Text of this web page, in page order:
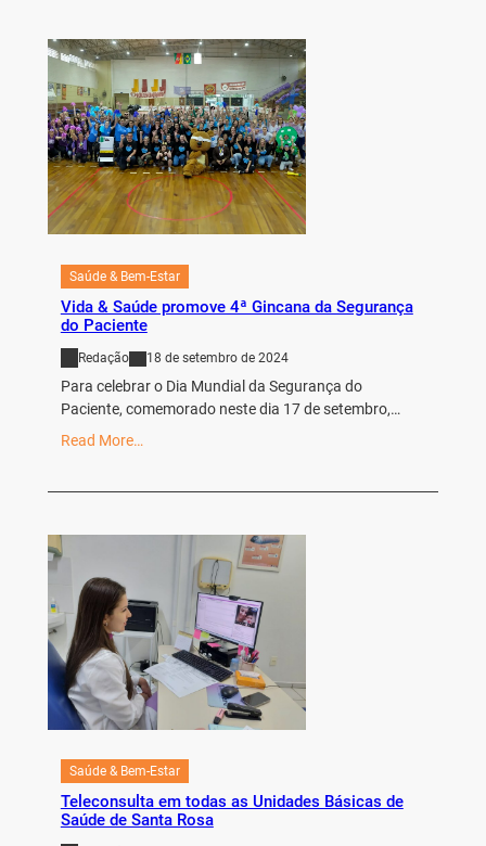
Saúde & Bem-Estar
Vida & Saúde promove 4ª Gincana da Segurança
do Paciente
Redação 18 de setembro de 2024
Para celebrar o Dia Mundial da Segurança do
Paciente, comemorado neste dia 17 de setembro,…
Read More…
Saúde & Bem-Estar
Teleconsulta em todas as Unidades Básicas de
Saúde de Santa Rosa